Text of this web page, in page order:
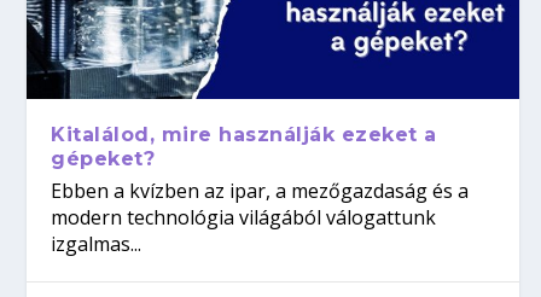
Kitalálod, mire használják ezeket a
gépeket?
Ebben a kvízben az ipar, a mezőgazdaság és a
modern technológia világából válogattunk
izgalmas...